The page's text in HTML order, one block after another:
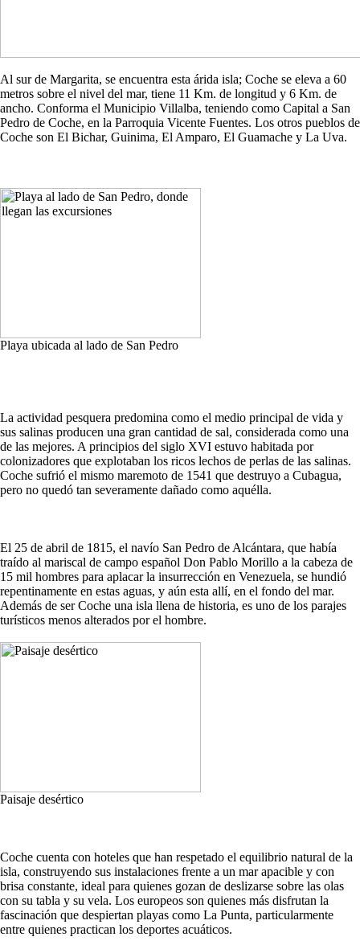
Al sur de Margarita, se encuentra esta árida isla; Coche se eleva a 60
metros sobre el nivel del mar, tiene 11 Km. de longitud y 6 Km. de
ancho. Conforma el Municipio Villalba, teniendo como Capital a San
Pedro de Coche, en la Parroquia Vicente Fuentes. Los otros pueblos de
Coche son El Bichar, Guinima, El Amparo, El Guamache y La Uva.
Playa ubicada al lado de San Pedro
La actividad pesquera predomina como el medio principal de vida y
sus salinas producen una gran cantidad de sal, considerada como una
de las mejores. A principios del siglo XVI estuvo habitada por
colonizadores que explotaban los ricos lechos de perlas de las salinas.
Coche sufrió el mismo maremoto de 1541 que destruyo a Cubagua,
pero no quedó tan severamente dañado como aquélla.
El 25 de abril de 1815, el navío San Pedro de Alcántara, que había
traído al mariscal de campo español Don Pablo Morillo a la cabeza de
15 mil hombres para aplacar la insurrección en Venezuela, se hundió
repentinamente en estas aguas, y aún esta allí, en el fondo del mar.
Además de ser Coche una isla llena de historia, es uno de los parajes
turísticos menos alterados por el hombre.
Paisaje desértico
Coche cuenta con hoteles que han respetado el equilibrio natural de la
isla, construyendo sus instalaciones frente a un mar apacible y con
brisa constante, ideal para quienes gozan de deslizarse sobre las olas
con su tabla y su vela. Los europeos son quienes más disfrutan la
fascinación que despiertan playas como La Punta, particularmente
entre quienes practican los deportes acuáticos.